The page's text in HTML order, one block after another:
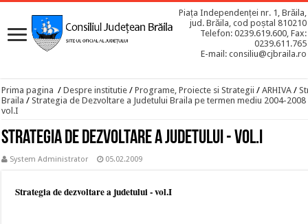
Piața Independenței nr. 1, Brăila,
jud. Brăila, cod poștal 810210
Telefon: 0239.619.600, Fax:
0239.611.765
E-mail: consiliu@cjbraila.ro
Prima pagina / Despre institutie / Programe, Proiecte si Strategii / ARHIVA /
Braila / Strategia de Dezvoltare a Judetului Braila pe termen mediu 2004-2008
vol.I
Strategia de dezvoltare a judetului - vol.I
System Administrator 05.02.2009
Strategia de dezvoltare a judetului - vol.I